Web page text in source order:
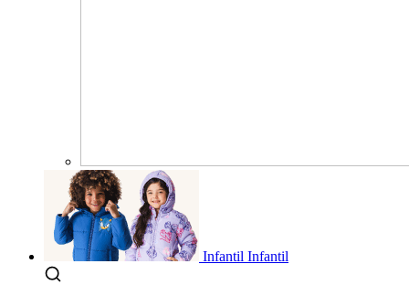
Infantil Infantil